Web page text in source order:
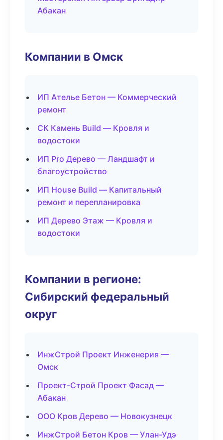
Абакан
Компании в Омск
ИП Ателье Бетон — Коммерческий
ремонт
СК Камень Build — Кровля и
водостоки
ИП Pro Дерево — Ландшафт и
благоустройство
ИП House Build — Капитальный
ремонт и перепланировка
ИП Дерево Этаж — Кровля и
водостоки
Компании в регионе:
Сибирский федеральный
округ
ИнжСтрой Проект Инженерия —
Омск
Проект-Строй Проект Фасад —
Абакан
ООО Кров Дерево — Новокузнецк
ИнжСтрой Бетон Кров — Улан-Удэ